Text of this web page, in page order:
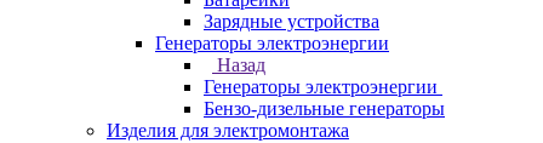
Зарядные устройства
Генераторы электроэнергии
Назад
Генераторы электроэнергии
Бензо-дизельные генераторы
Изделия для электромонтажа